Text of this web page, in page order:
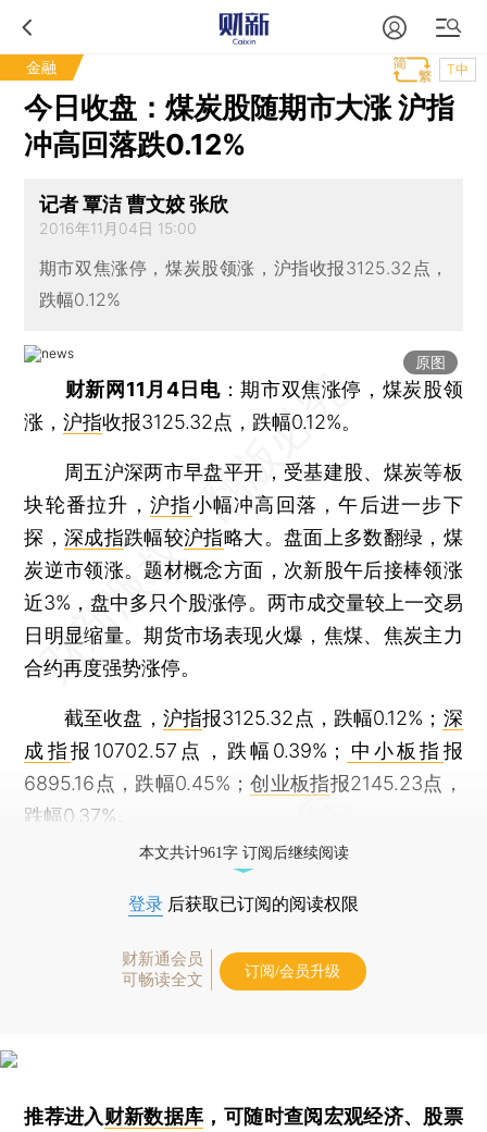
金融 T中
今日收盘：煤炭股随期市大涨 沪指
冲高回落跌0.12%
记者 覃洁 曹文姣 张欣
2016年11月04日 15:00
期市双焦涨停，煤炭股领涨，沪指收报3125.32点，
跌幅0.12%
原图
财新网11月4日电：期市双焦涨停，煤炭股领
涨，沪指收报3125.32点，跌幅0.12%。
周五沪深两市早盘平开，受基建股、煤炭等板
块轮番拉升， 沪指小幅冲高回落，午后进一步下
探，深成指跌幅较沪指略大。盘面上多数翻绿，煤
炭逆市领涨。题材概念方面，次新股午后接棒领涨
近3%，盘中多只个股涨停。两市成交量较上一交易
日明显缩量。期货市场表现火爆，焦煤、焦炭主力
合约再度强势涨停。
截至收盘， 沪指报3125.32点，跌幅0.12%； 深
成指报10702.57点，跌幅0.39%； 中小板指 报
6895.16点，跌幅0.45%；创业板指报2145.23点，
跌幅0.37%。
本文共计961字 订阅后继续阅读
登录 后获取已订阅的阅读权限
财新通会员
可畅读全文
订阅/会员升级
推荐进入财新数据库 ，可随时查阅宏观经济、股票